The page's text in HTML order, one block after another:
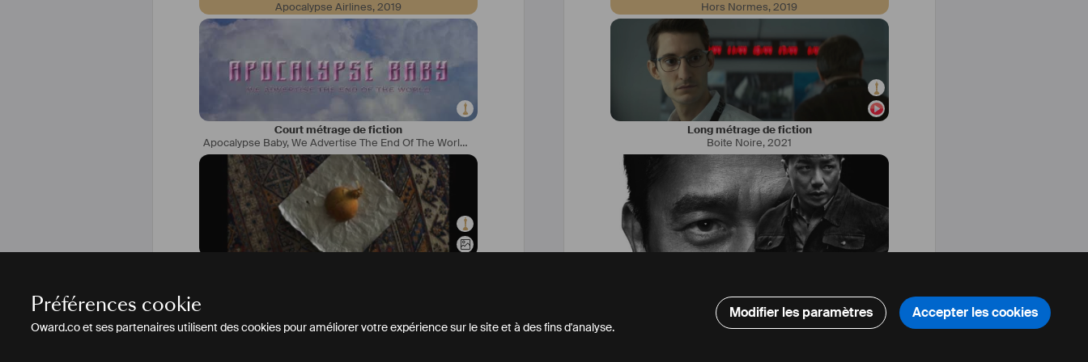
Préférences cookie
Oward.co et ses partenaires utilisent des cookies pour améliorer votre expérience sur le site et à des fins d'analyse.
Modifier les paramètres Accepter les cookies
Apocalypse Airlines,2019
Court métrage de fiction
Apocalypse Baby, We Advertise The End Of The World,
Hors Normes,2019
Long métrage de fiction
Boite Noire,2021